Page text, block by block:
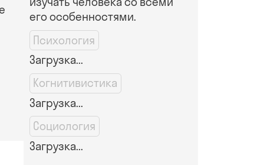
его особенностями.
Психология
Загрузка...
Когнитивистика
Загрузка...
Социология
Загрузка...